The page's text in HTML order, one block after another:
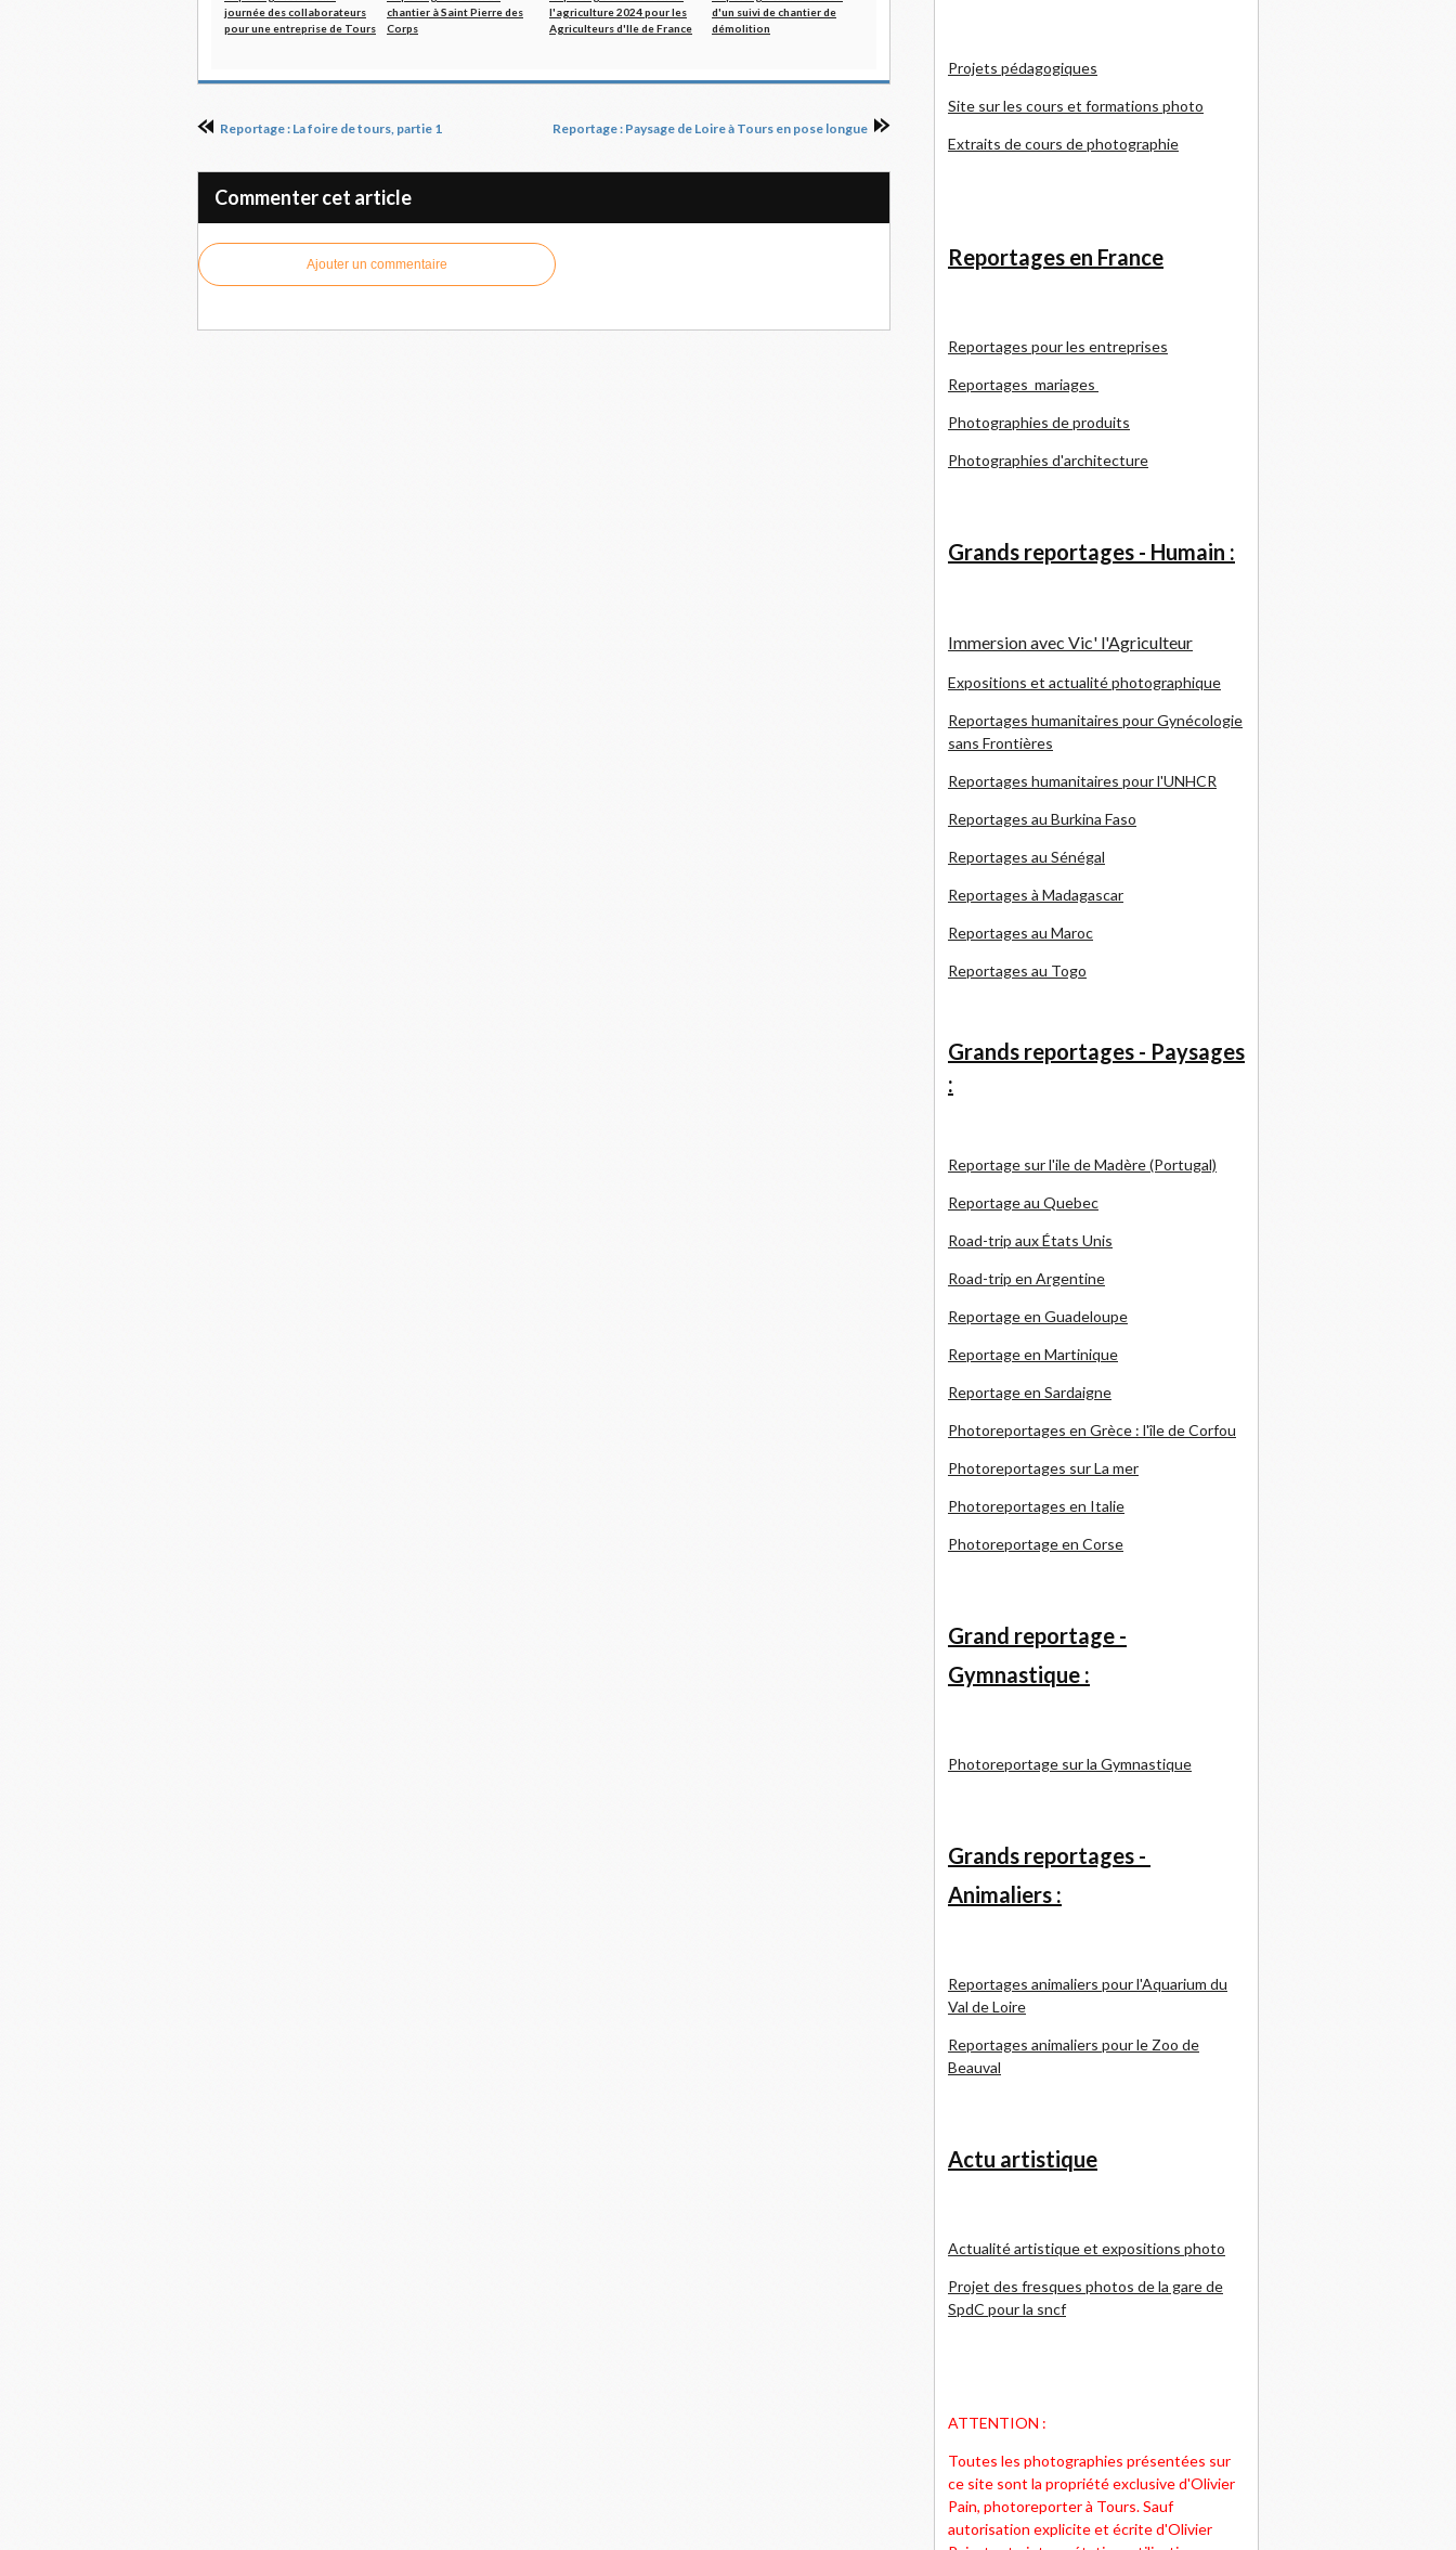
journée des collaborateurs
pour une entreprise de Tours
chantier à Saint Pierre des
Corps
l'agriculture 2024 pour les
Agriculteurs d'Ile de France
d'un suivi de chantier de
démolition
Reportage : La foire de tours, partie 1 Reportage : Paysage de Loire à Tours en pose longue
Commenter cet article
Ajouter un commentaire
Projets pédagogiques
Site sur les cours et formations photo
Extraits de cours de photographie
Reportages en France
Reportages pour les entreprises
Reportages mariages
Photographies de produits
Photographies d'architecture
Grands reportages - Humain :
Immersion avec Vic' l'Agriculteur
Expositions et actualité photographique
Reportages humanitaires pour Gynécologie
sans Frontières
Reportages humanitaires pour l'UNHCR
Reportages au Burkina Faso
Reportages au Sénégal
Reportages à Madagascar
Reportages au Maroc
Reportages au Togo
Grands reportages - Paysages
:
Reportage sur l'ile de Madère (Portugal)
Reportage au Quebec
Road-trip aux États Unis
Road-trip en Argentine
Reportage en Guadeloupe
Reportage en Martinique
Reportage en Sardaigne
Photoreportages en Grèce : l'île de Corfou
Photoreportages sur La mer
Photoreportages en Italie
Photoreportage en Corse
Grand reportage -
Gymnastique :
Photoreportage sur la Gymnastique
Grands reportages -
Animaliers :
Reportages animaliers pour l'Aquarium du
Val de Loire
Reportages animaliers pour le Zoo de
Beauval
Actu artistique
Actualité artistique et expositions photo
Projet des fresques photos de la gare de
SpdC pour la sncf
ATTENTION :
Toutes les photographies présentées sur
ce site sont la propriété exclusive d'Olivier
Pain, photoreporter à Tours. Sauf
autorisation explicite et écrite d'Olivier